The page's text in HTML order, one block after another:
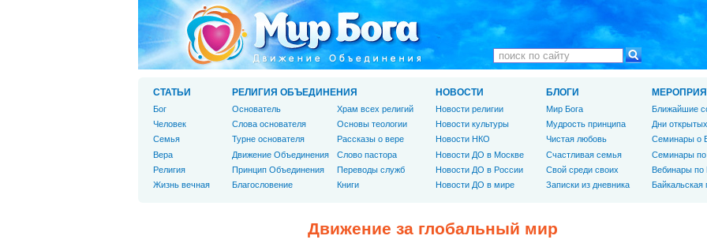
Движение за глобальный мир
СТАТЬИ
Бог
Человек
Cемья
Вера
Религия
Жизнь вечная
РЕЛИГИЯ ОБЪЕДИНЕНИЯ
Основатель
Слова основателя
Турне основателя
Движение Объединения
Принцип Объединения
Благословение
Храм всех религий
Основы теологии
Рассказы о вере
Слово пастора
Переводы служб
Книги
НОВОСТИ
Новости религии
Новости культуры
Новости НКО
Новости ДО в Москве
Новости ДО в России
Новости ДО в мире
БЛОГИ
Мир Бога
Мудрость принципа
Чистая любовь
Счастливая семья
Свой среди своих
Записки из дневника
Ближайшие
Дни
Семинары о
Семинары
Вебинары по
Байкальская